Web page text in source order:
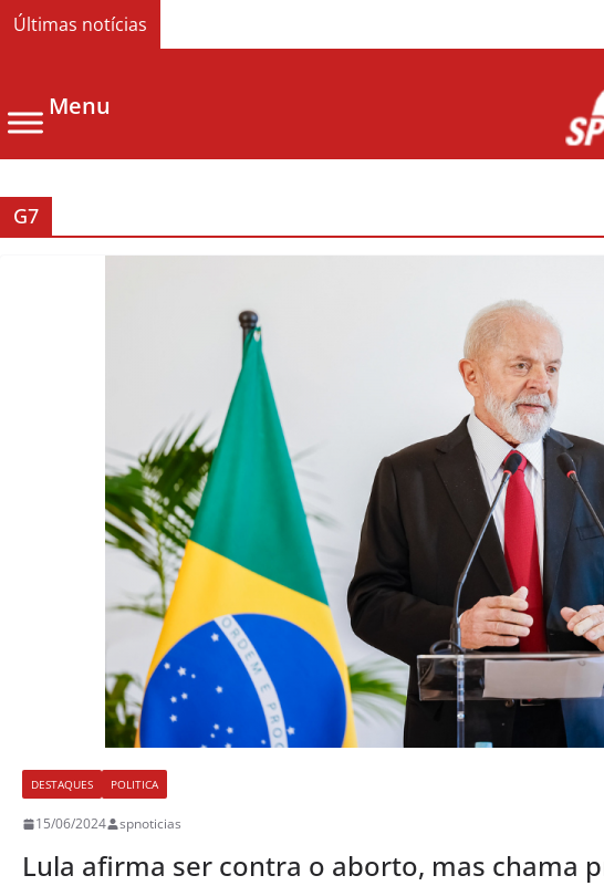
Últimas notícias
Menu
G7
DESTAQUES POLITICA
15/06/2024 spnoticias
Lula afirma ser contra o aborto, mas chama